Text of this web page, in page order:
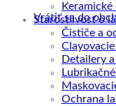
Vrátiť sa do
Starostlivosť o
Čističe a
Detailery
Ochrana